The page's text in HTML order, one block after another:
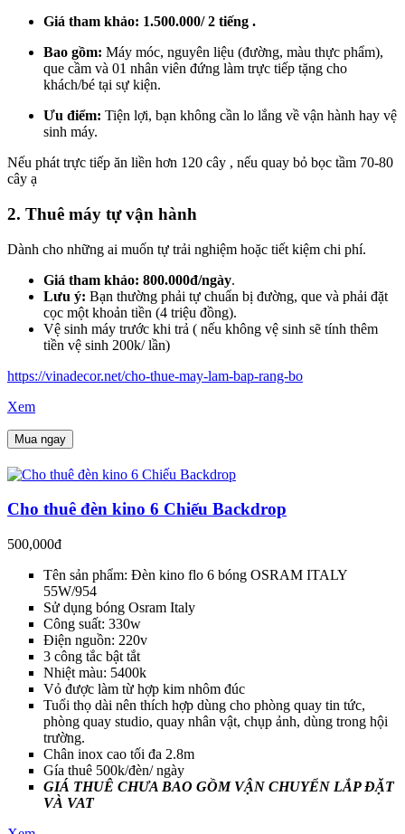
Giá tham khảo: 1.500.000/ 2 tiếng .
Bao gồm: Máy móc, nguyên liệu (đường, màu thực phẩm),
que cầm và 01 nhân viên đứng làm trực tiếp tặng cho
khách/bé tại sự kiện.
Ưu điểm: Tiện lợi, bạn không cần lo lắng về vận hành hay vệ
sinh máy.
Nếu phát trực tiếp ăn liền hơn 120 cây , nếu quay bỏ bọc tầm 70-80
cây ạ
2. Thuê máy tự vận hành
Dành cho những ai muốn tự trải nghiệm hoặc tiết kiệm chi phí.
Giá tham khảo: 800.000đ/ngày.
Lưu ý: Bạn thường phải tự chuẩn bị đường, que và phải đặt
cọc một khoản tiền (4 triệu đồng).
Vệ sinh máy trước khi trả ( nếu không vệ sinh sẽ tính thêm
tiền vệ sinh 200k/ lần)
https://vinadecor.net/cho-thue-may-lam-bap-rang-bo
Xem
Mua ngay
Cho thuê đèn kino 6 Chiếu Backdrop
500,000đ
Tên sản phẩm: Đèn kino flo 6 bóng OSRAM ITALY
55W/954
Sử dụng bóng Osram Italy
Công suất: 330w
Điện nguồn: 220v
3 công tắc bật tắt
Nhiệt màu: 5400k
Vỏ được làm từ hợp kim nhôm đúc
Tuổi thọ dài nên thích hợp dùng cho phòng quay tin tức,
phòng quay studio, quay nhân vật, chụp ảnh, dùng trong hội
trường.
Chân inox cao tối đa 2.8m
Gía thuê 500k/đèn/ ngày
GIÁ THUÊ CHƯA BAO GỒM VẬN CHUYỂN LẮP ĐẶT
VÀ VAT